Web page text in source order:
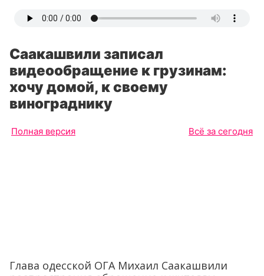
Саакашвили записал
видеообращение к грузинам:
хочу домой, к своему
винограднику
Полная версия Всё за сегодня
Глава одесской ОГА Михаил Саакашвили